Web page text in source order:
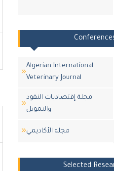
Algerian International
Veterinary Journal
مجلة إقتصاديات النقود
والتمويل
مجلة اﻷكاديمي
Selected